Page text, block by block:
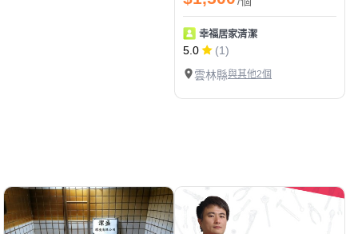
幸福居家清潔
5.0
(1)
雲林縣與其他2個